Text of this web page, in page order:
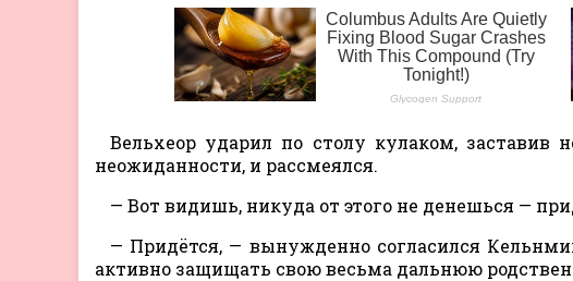
Вельхеор ударил по столу кулаком,
неожиданности, и рассмеялся.
— Вот видишь, никуда от этого не денешься —
— Придётся, — вынужденно согласился
активно защищать свою весьма дальнюю